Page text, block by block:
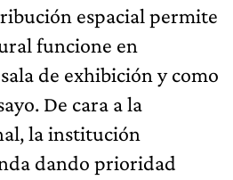
espacial permite
funcione en
de exhibición y como
De cara a la
la institución
dando prioridad